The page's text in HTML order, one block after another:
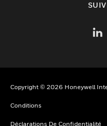
Copyright © 2026 Honeywell
Conditions
Déclarations De Confidentialité